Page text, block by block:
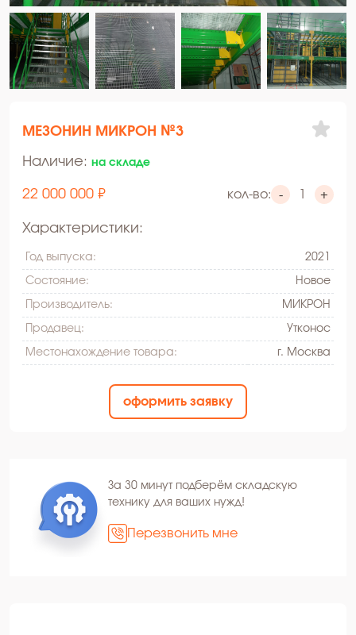
МЕЗОНИН МИКРОН №3
Наличие: на складе
22 000 000 ₽ кол-во: - +
Характеристики:
Год выпуска: 2021
Состояние: Hовое
Производитель: МИКРОН
Продавец: Утконос
Местонахождение товара: г. Москва
оформить заявку
За 30 минут подберём складскую
технику для ваших нужд!
Перезвонить мне